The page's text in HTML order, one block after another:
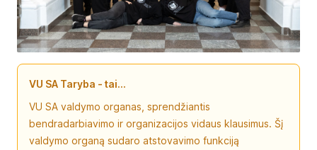
VU SA Taryba - tai...
VU SA valdymo organas, sprendžiantis
bendradarbiavimo ir organizacijos vidaus klausimus. Šį
valdymo organą sudaro atstovavimo funkciją